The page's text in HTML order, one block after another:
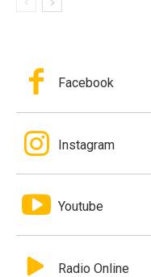
Facebook
Instagram
Youtube
Radio Online